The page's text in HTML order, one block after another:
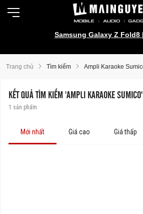
Samsung Galaxy Z Fold8
Trang chủ Tìm kiếm Ampli Karaoke
KẾT QUẢ TÌM KIẾM 'AMPLI KARAOKE SUMICO'
1 sản phẩm
Mới nhất Giá cao Giá thấp